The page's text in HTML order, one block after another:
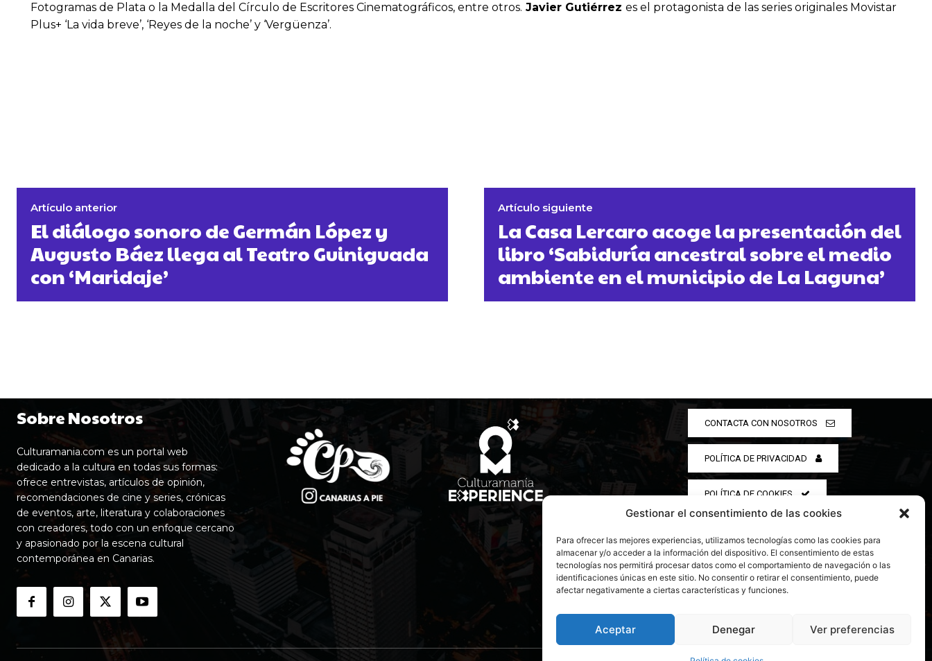
Gestionar el consentimiento de las cookies
Para ofrecer las mejores experiencias, utilizamos tecnologías como las cookies para
almacenar y/o acceder a la información del dispositivo. El consentimiento de estas
tecnologías nos permitirá procesar datos como el comportamiento de navegación o las
identificaciones únicas en este sitio. No consentir o retirar el consentimiento, puede
afectar negativamente a ciertas características y funciones.
Aceptar Denegar Ver preferencias
Fotogramas de Plata o la Medalla del Círculo de Escritores Cinematográficos, entre otros. Javier Gutiérrez es el protagonista de las series originales Movistar
Plus+ ‘La vida breve’, ‘Reyes de la noche’ y ‘Vergüenza’.
Artículo anterior
El diálogo sonoro de Germán López y
Augusto Báez llega al Teatro Guiniguada
con ‘Maridaje’
Artículo siguiente
La Casa Lercaro acoge la presentación del
libro ‘Sabiduría ancestral sobre el medio
ambiente en el municipio de La Laguna’
Sobre Nosotros
Culturamania.com es un portal web
dedicado a la cultura en todas sus formas:
ofrece entrevistas, artículos de opinión,
recomendaciones de cine y series, crónicas
de eventos, arte, literatura y colaboraciones
con creadores, todo con un enfoque cercano
y apasionado por la escena cultural
contemporánea en Canarias.
CONTACTA CON NOSOTROS
POLÍTICA DE PRIVACIDAD
POLÍTICA DE COOKIES